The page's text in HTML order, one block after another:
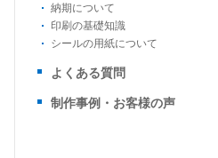
納期について
印刷の基礎知識
シールの用紙について
よくある質問
制作事例・お客様の声